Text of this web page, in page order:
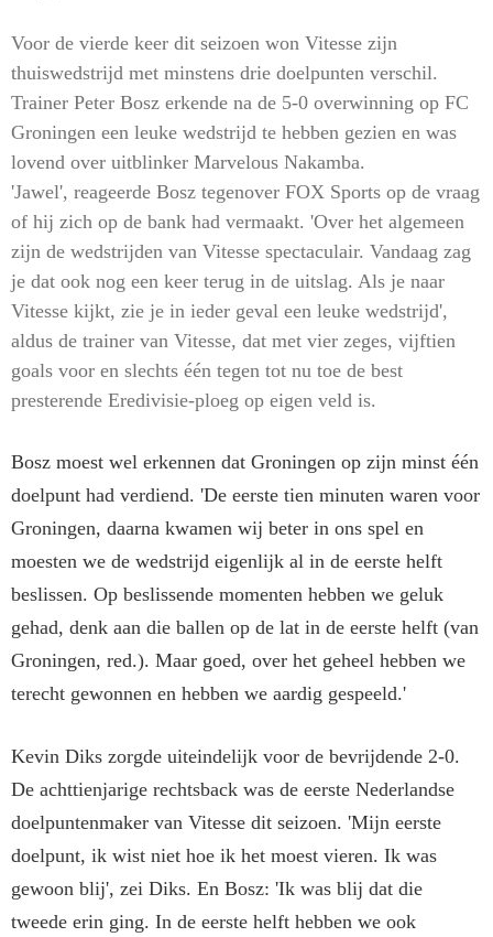
Voor de vierde keer dit seizoen won Vitesse zijn
thuiswedstrijd met minstens drie doelpunten verschil.
Trainer Peter Bosz erkende na de 5-0 overwinning op FC
Groningen een leuke wedstrijd te hebben gezien en was
lovend over uitblinker Marvelous Nakamba.
'Jawel', reageerde Bosz tegenover FOX Sports op de vraag
of hij zich op de bank had vermaakt. 'Over het algemeen
zijn de wedstrijden van Vitesse spectaculair. Vandaag zag
je dat ook nog een keer terug in de uitslag. Als je naar
Vitesse kijkt, zie je in ieder geval een leuke wedstrijd',
aldus de trainer van Vitesse, dat met vier zeges, vijftien
goals voor en slechts één tegen tot nu toe de best
presterende Eredivisie-ploeg op eigen veld is.
Bosz moest wel erkennen dat Groningen op zijn minst één
doelpunt had verdiend. 'De eerste tien minuten waren voor
Groningen, daarna kwamen wij beter in ons spel en
moesten we de wedstrijd eigenlijk al in de eerste helft
beslissen. Op beslissende momenten hebben we geluk
gehad, denk aan die ballen op de lat in de eerste helft (van
Groningen, red.). Maar goed, over het geheel hebben we
terecht gewonnen en hebben we aardig gespeeld.'
Kevin Diks zorgde uiteindelijk voor de bevrijdende 2-0.
De achttienjarige rechtsback was de eerste Nederlandse
doelpuntenmaker van Vitesse dit seizoen. 'Mijn eerste
doelpunt, ik wist niet hoe ik het moest vieren. Ik was
gewoon blij', zei Diks. En Bosz: 'Ik was blij dat die
tweede erin ging. In de eerste helft hebben we ook